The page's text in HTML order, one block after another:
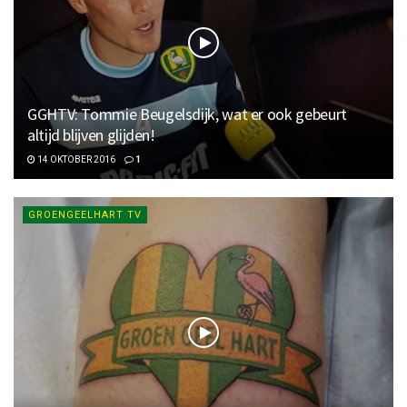
GGHTV: Tommie Beugelsdijk, wat er ook gebeurt
altijd blijven glijden!
14 OKTOBER 2016 1
GROENGEELHART TV